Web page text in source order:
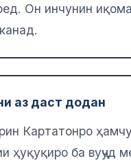
Он инчунин
аз даст додан
Картатонро
ҳуқуқиро ба вуҷуд